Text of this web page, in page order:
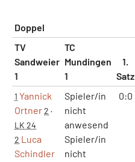
Doppel
TV
Sandweier
1
TC
Mundingen
1
1.
Satz
1 Yannick
Ortner2 ·
LK 24
2 Luca
Schindler
Spieler/in
nicht
anwesend
Spieler/in
nicht
0:0